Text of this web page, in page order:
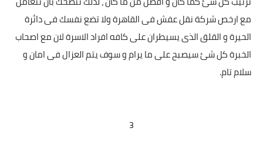
مع ارخص شركة نقل عفش فى القاهرة ولا تضع نفسك فى دائرة
الحيرة و القلق الذى يسيطران على كافه افراد الاسرة لان مع اصحاب
الخبرة كل شئ سيصبح على ما يرام و سوف يتم العزال فى امان و
سلام تام.
3